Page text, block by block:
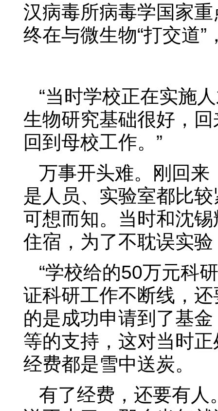
汉病毒所病毒学国家
终在与微生物“打交道
“当时学校正在实施
生物研究基础很好，
回到母校工作。”
万事开头难。刚回来
是人员、实验室都比
可想而知。当时和沈
住宿，为了不耽误实
“学校给的50万元科
证科研工作不断线，
的是成功申请到了基
等的支持，这对当时
经费都是雪中送炭。
有了经费，还要有人